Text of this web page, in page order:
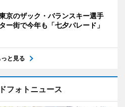
京のザック・バランスキー選手
ー街で今年も「七夕パレード」
っと見る
フォトニュース